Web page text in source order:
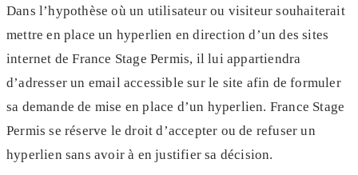
Dans l’hypothèse où un utilisateur ou visiteur souhaiterait
mettre en place un hyperlien en direction d’un des sites
internet de France Stage Permis, il lui appartiendra
d’adresser un email accessible sur le site afin de formuler
sa demande de mise en place d’un hyperlien. France Stage
Permis se réserve le droit d’accepter ou de refuser un
hyperlien sans avoir à en justifier sa décision.